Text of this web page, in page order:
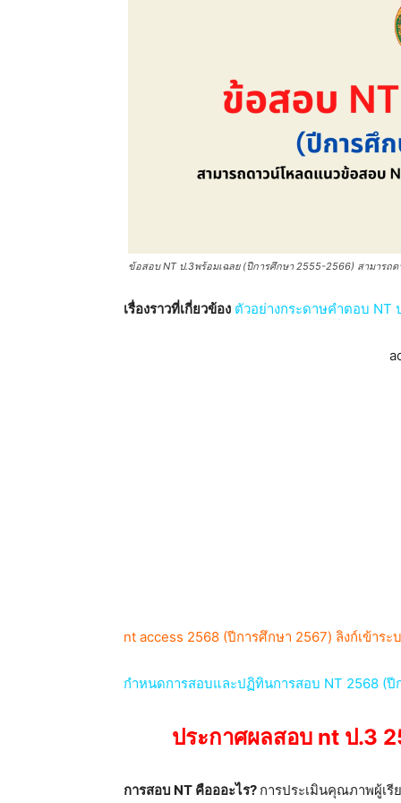
ข้อสอบ NT ป.3พร้อมเฉลย (ปีการศึกษา 2555-2566) สามาร
เรื่องราวที่เกี่ยวข้อง ตัวอย่างกระดาษคำตอบ NT
nt access 2568 (ปีการศึกษา 2567) ลิงก์เข้าระ
กำหนดการสอบและปฏิทินการสอบ NT 2568 (
ประกาศผลสอบ nt ป.3
การสอบ NT คือออะไร? การประเมินคุณภาพผู้เ